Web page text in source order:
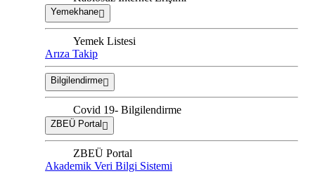
Yemekhane
Yemek Listesi
Arıza Takip
Bilgilendirme
Covid 19- Bilgilendirme
ZBEÜ Portal
ZBEÜ Portal
Akademik Veri Bilgi Sistemi